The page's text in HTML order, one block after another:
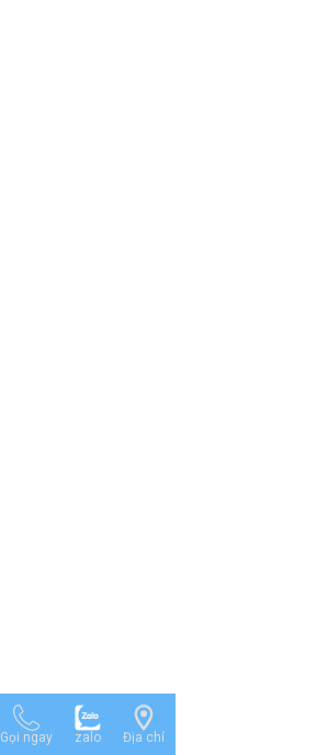
Gọi ngay zalo Địa chỉ